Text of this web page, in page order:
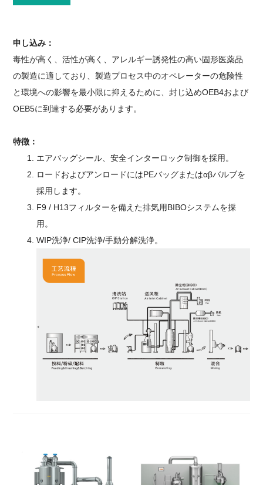
申し込み：
毒性が高く、活性が高く、アレルギー誘発性の高い固形医薬品
の製造に適しており、製造プロセス中のオペレーターの危険性
と環境への影響を最小限に抑えるために、封じ込めOEB4および
OEB5に到達する必要があります。
特徴：
エアバッグシール、安全インターロック制御を採用。
ロードおよびアンロードにはPEバッグまたはαβバルブを
採用します。
F9 / H13フィルターを備えた排気用BIBOシステムを採
用。
WIP洗浄/ CIP洗浄/手動分解洗浄。